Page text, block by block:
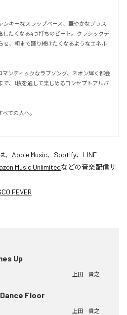
ンキーなスラップベース、華やかなブラス
したくなる4つ打ちのビート。クラシックデ
せ、朝まで踊り続けたくなるようなエネル
マンティックなラブソング、ネオン輝く都会
で、1枚を通して楽しめるコンセプトアルバ
ての人へ。
、 Apple Music、 Spotify、 LINE
Music Unlimitedなどの音楽配信サ
FEVER
Up
上田 貴之
Floor
上田 貴之